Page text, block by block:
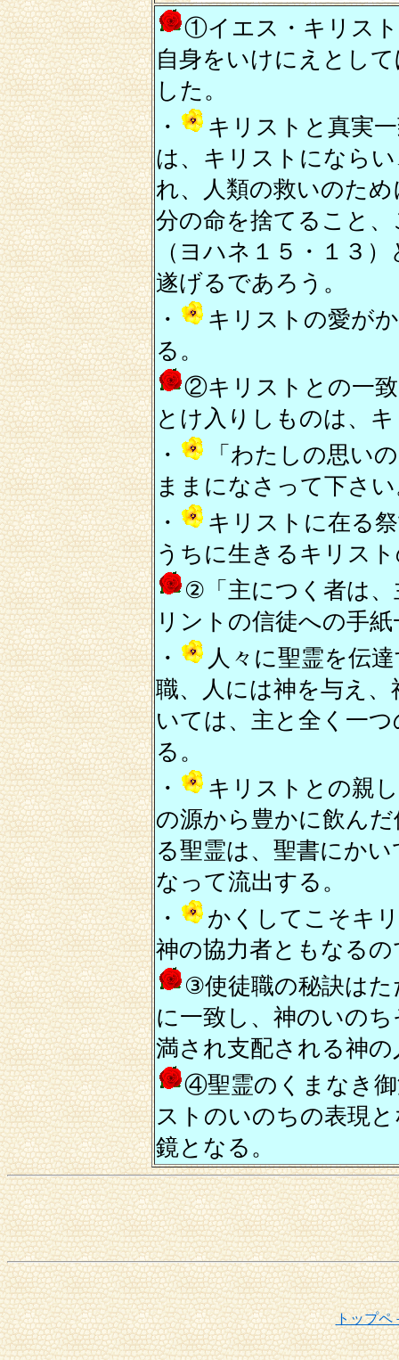
①イエス・キリス
自身をいけにえとし
した。
・
キリストと真実
は、キリストになら
れ、人類の救いのた
分の命を捨てること
（ヨハネ１５・１３
遂げるであろう。
・
キリストの愛が
る。
②キリストとの一
とけ入りしものは、
・
「わたしの思い
ままになさって下さ
・
キリストに在る
うちに生きるキリス
②「主につく者は
リントの信徒への手
・
人々に聖霊を伝
職、人には神を与え
いては、主と全く一
る。
・
キリストとの親
の源から豊かに飲ん
る聖霊は、聖書にか
なって流出する。
・
かくしてこそキ
神の協力者ともなる
③使徒職の秘訣は
に一致し、神のいの
満され支配される神の
④聖霊のくまなき
ストのいのちの表現
鏡となる。
トップペ